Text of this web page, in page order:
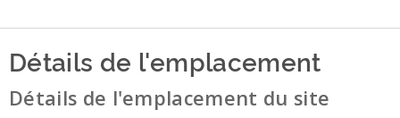
Détails de l'emplacement
Détails de l'emplacement du site